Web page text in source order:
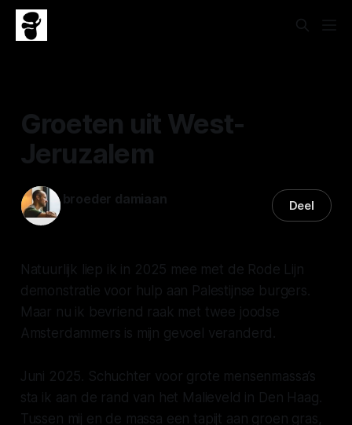
Groeten uit West-
Jeruzalem
broeder damiaan Deel
Natuurlijk liep ik in 2025 mee met de Rode Lijn
demonstratie voor hulp aan Palestijnse burgers.
Maar nu ik bevriend raak met twee joodse
Amsterdammers is mijn gevoel veranderd.
Juni 2025. Schuchter voor grote mensenmassa’s
sta ik aan de rand van het Malieveld in Den Haag.
Tussen mij en de massa een tapijt aan groen gras,